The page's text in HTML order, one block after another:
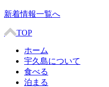
新着情報一覧へ
TOP
ホーム
宇久島について
食べる
泊まる